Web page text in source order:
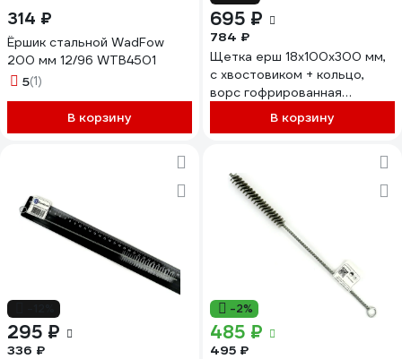
314 ₽
Ёршик стальной WadFow
200 мм 12/96 WTB4501
5(1)
В корзину
695 ₽
784 ₽
Щетка ерш 18x100x300 мм,
с хвостовиком + кольцо,
ворс гофрированная
нержавеющая сталь 0.15 мм
EuroBrush EB-T816318
В корзину
295 ₽
336 ₽
-2%
485 ₽
495 ₽